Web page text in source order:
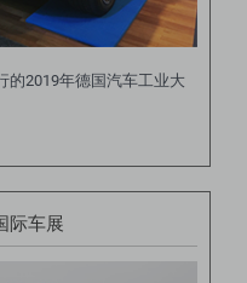
的2019年德国汽车工业大
际车展